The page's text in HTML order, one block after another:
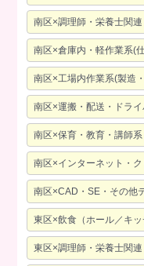
南区×調理師・栄養士関連
南区×倉庫内・軽作業系(
南区×工場内作業系(製造
南区×運搬・配送・ドライ
南区×保育・教育・講師系
南区×インターネット・
南区×CAD・SE・その他
東区×飲食（ホール／キ
東区×調理師・栄養士関連